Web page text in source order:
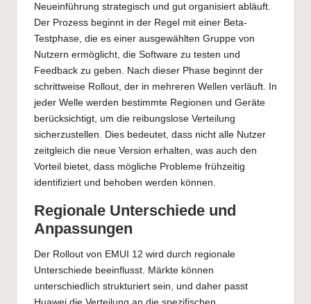
Neueinführung strategisch und gut organisiert abläuft.
Der Prozess beginnt in der Regel mit einer Beta-
Testphase, die es einer ausgewählten Gruppe von
Nutzern ermöglicht, die Software zu testen und
Feedback zu geben. Nach dieser Phase beginnt der
schrittweise Rollout, der in mehreren Wellen verläuft. In
jeder Welle werden bestimmte Regionen und Geräte
berücksichtigt, um die reibungslose Verteilung
sicherzustellen. Dies bedeutet, dass nicht alle Nutzer
zeitgleich die neue Version erhalten, was auch den
Vorteil bietet, dass mögliche Probleme frühzeitig
identifiziert und behoben werden können.
Regionale Unterschiede und
Anpassungen
Der Rollout von EMUI 12 wird durch regionale
Unterschiede beeinflusst. Märkte können
unterschiedlich strukturiert sein, und daher passt